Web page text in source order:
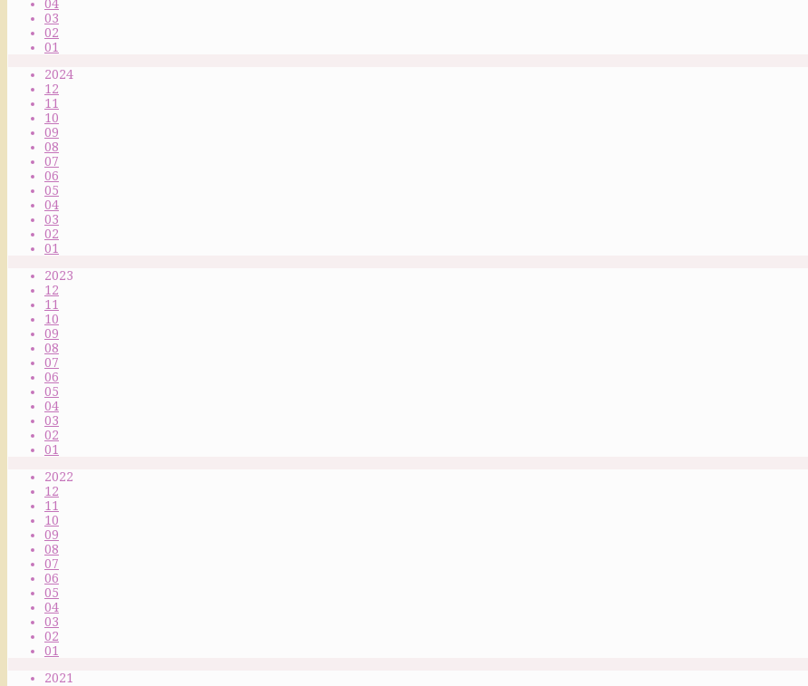
04
03
02
01
2024
12
11
10
09
08
07
06
05
04
03
02
01
2023
12
11
10
09
08
07
06
05
04
03
02
01
2022
12
11
10
09
08
07
06
05
04
03
02
01
2021